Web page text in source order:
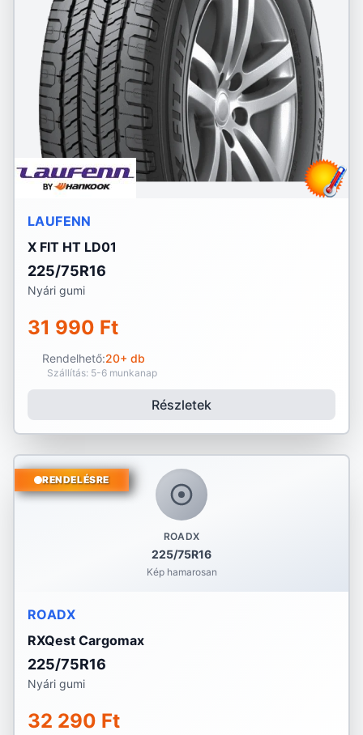
LAUFENN
X FIT HT LD01
225/75R16
Nyári gumi
31 990 Ft
Rendelhető:20+ db
Szállítás: 5-6 munkanap
Részletek
ROADX
225/75R16
Kép hamarosan
RENDELÉSRE
ROADX
RXQest Cargomax
225/75R16
Nyári gumi
32 290 Ft